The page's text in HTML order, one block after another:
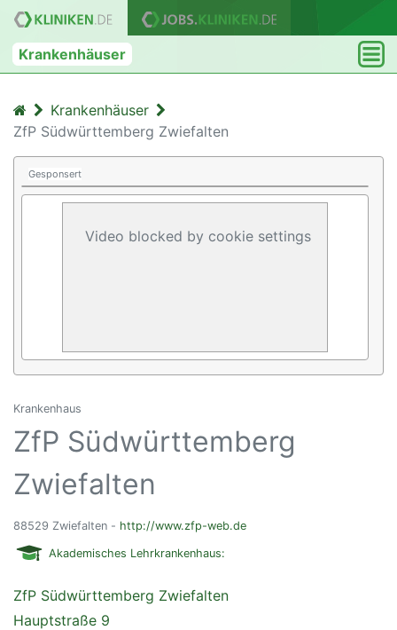
Krankenhäuser
Krankenhäuser
ZfP Südwürttemberg Zwiefalten
Gesponsert
Video blocked by cookie settings
Krankenhaus
ZfP Südwürttemberg
Zwiefalten
88529 Zwiefalten - http://www.zfp-web.de
Akademisches Lehrkrankenhaus:
ZfP Südwürttemberg Zwiefalten
Hauptstraße 9